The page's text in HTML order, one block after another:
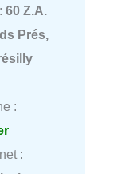
60 Z.A.
Prés,
:
: